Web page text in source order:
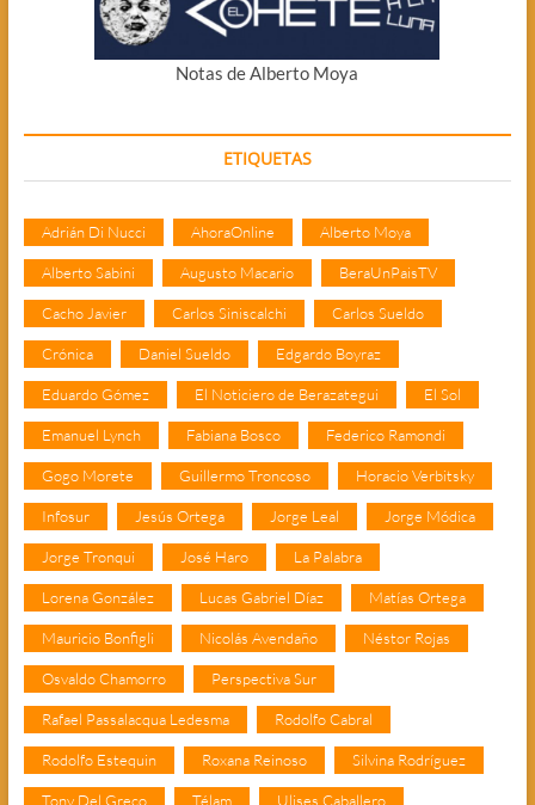
Notas de Alberto Moya
ETIQUETAS
Adrián Di Nucci AhoraOnline Alberto Moya
Alberto Sabini Augusto Macario BeraUnPaisTV
Cacho Javier Carlos Siniscalchi Carlos Sueldo
Crónica Daniel Sueldo Edgardo Boyraz
Eduardo Gómez El Noticiero de Berazategui El Sol
Emanuel Lynch Fabiana Bosco Federico Ramondi
Gogo Morete Guillermo Troncoso Horacio Verbitsky
Infosur Jesús Ortega Jorge Leal Jorge Módica
Jorge Tronqui José Haro La Palabra
Lorena González Lucas Gabriel Díaz Matías Ortega
Mauricio Bonfigli Nicolás Avendaño Néstor Rojas
Osvaldo Chamorro Perspectiva Sur
Rafael Passalacqua Ledesma Rodolfo Cabral
Rodolfo Estequin Roxana Reinoso Silvina Rodríguez
Tony Del Greco Télam Ulises Caballero